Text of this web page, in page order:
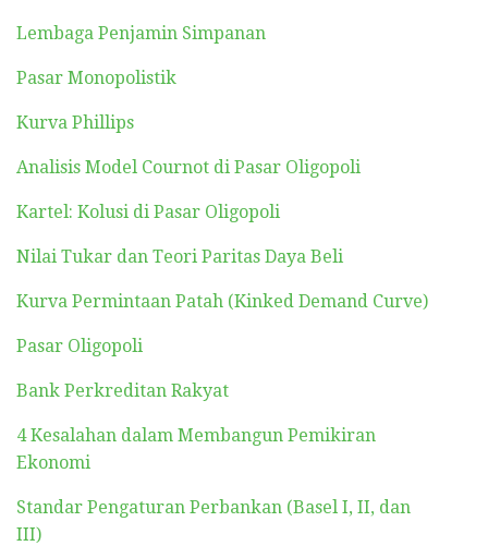
Lembaga Penjamin Simpanan
Pasar Monopolistik
Kurva Phillips
Analisis Model Cournot di Pasar Oligopoli
Kartel: Kolusi di Pasar Oligopoli
Nilai Tukar dan Teori Paritas Daya Beli
Kurva Permintaan Patah (Kinked Demand Curve)
Pasar Oligopoli
Bank Perkreditan Rakyat
4 Kesalahan dalam Membangun Pemikiran
Ekonomi
Standar Pengaturan Perbankan (Basel I, II, dan
III)